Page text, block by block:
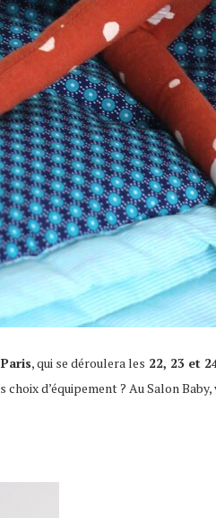
, qui se déroulera les 22, 23 et
d’équipement ? Au Salon